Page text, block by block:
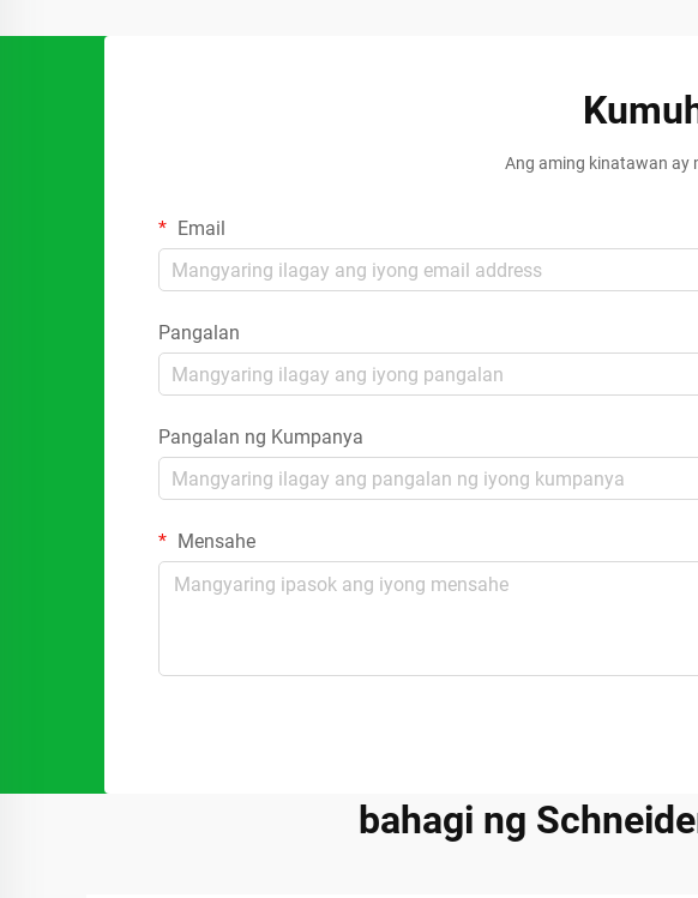
Ang aming kinatawan ay
Email
Pangalan
Pangalan ng Kumpanya
Mensahe
bahagi ng